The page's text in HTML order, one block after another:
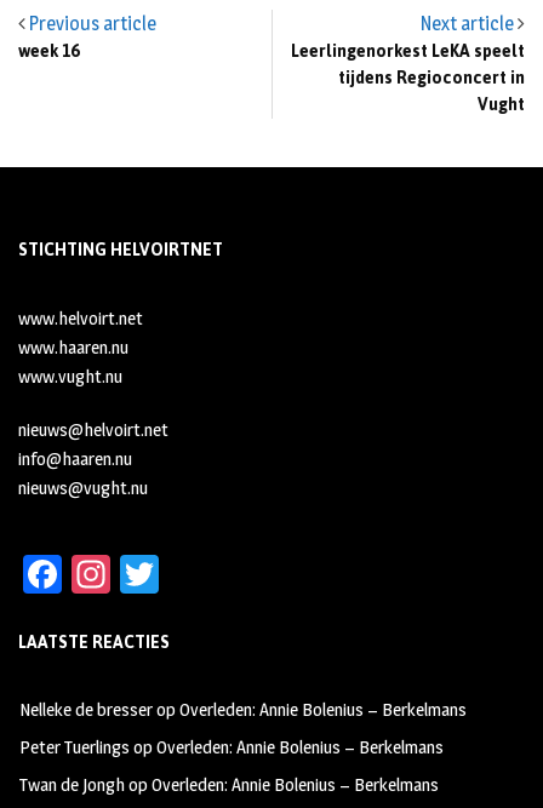
Previous article
week 16
Next article
Leerlingenorkest LeKA speelt
tijdens Regioconcert in
Vught
STICHTING HELVOIRTNET
www.helvoirt.net
www.haaren.nu
www.vught.nu
nieuws@helvoirt.net
info@haaren.nu
nieuws@vught.nu
Fa
b
oo
k
In
ag
m
tt
LAATSTE REACTIES
Nelleke de bresseropOverleden: Annie Bolenius – Berkelmans
Peter Tuerlings opOverleden: Annie Bolenius – Berkelmans
Twan de JonghopOverleden: Annie Bolenius – Berkelmans